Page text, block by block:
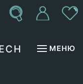
МЕНЮ